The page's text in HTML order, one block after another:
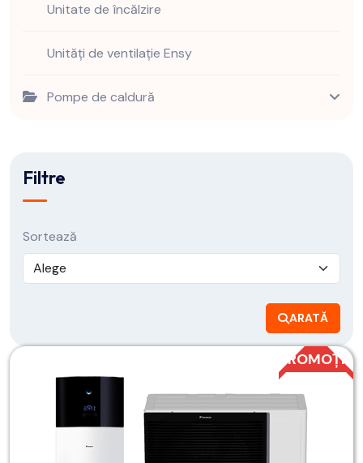
Unitate de încălzire
Unități de ventilație Ensy
Pompe de caldură
Filtre
Sortează
ARATĂ
PROMOȚIE